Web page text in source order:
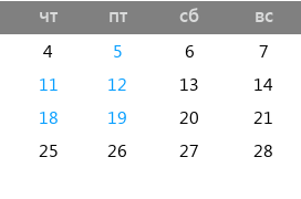
чт пт сб вс
4 5 6
7
11 12 13
14
18 19 20
21
25 26 27
28